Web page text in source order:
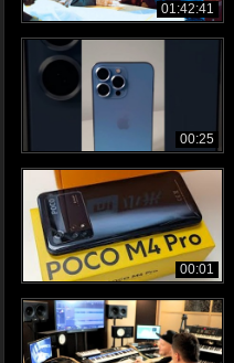
01:42:41
00:25
00:01